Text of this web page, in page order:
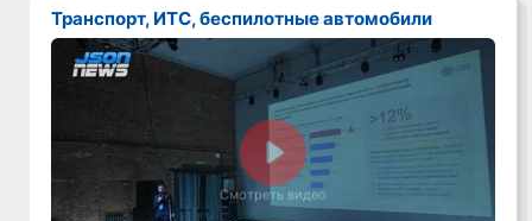
Транспорт, ИТС, беспилотные автомобили
Смотреть видео